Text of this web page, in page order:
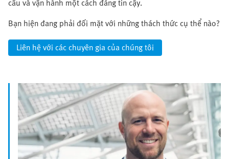
cầu và vận hành một cách đáng tin cậy.
Bạn hiện đang phải đối mặt với những thách thức cụ thể nào?
Liên hệ với các chuyên gia của chúng tôi